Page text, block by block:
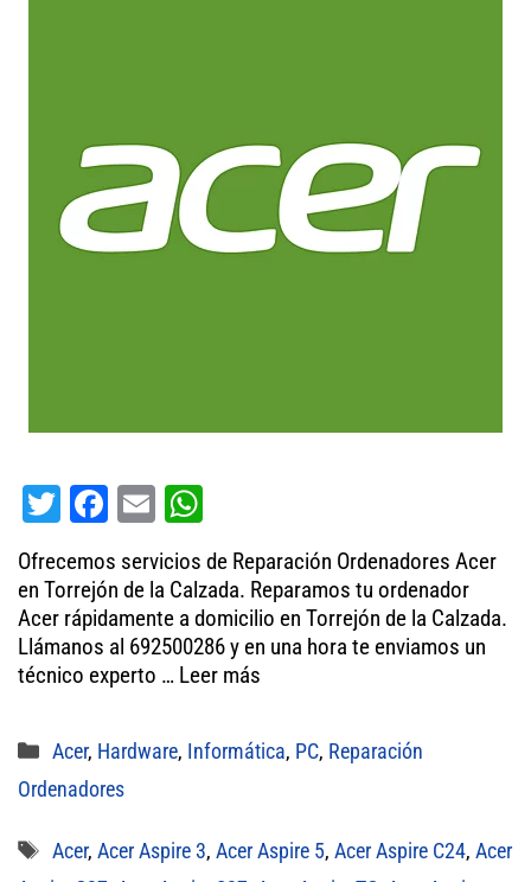
T
tt
er
Fa
bo
ok
E
m
ail
ha
ts
A
pp
Ofrecemos servicios de Reparación Ordenadores Acer
en Torrejón de la Calzada. Reparamos tu ordenador
Acer rápidamente a domicilio en Torrejón de la Calzada.
Llámanos al 692500286 y en una hora te enviamos un
técnico experto … Leer más
Categorías
Acer, Hardware, Informática, PC, Reparación
Ordenadores
Etiquetas
Acer, Acer Aspire 3, Acer Aspire 5, Acer Aspire C24, Acer